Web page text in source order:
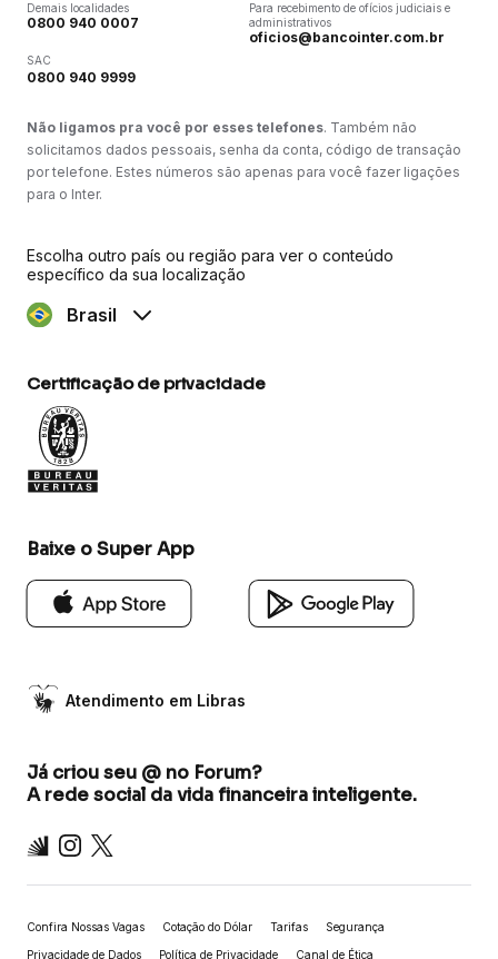
Demais localidades
0800 940 0007
SAC
0800 940 9999
Para recebimento de ofícios judiciais e
administrativos
oficios@bancointer.com.br
Não ligamos pra você por esses telefones. Também não
solicitamos dados pessoais, senha da conta, código de transação
por telefone. Estes números são apenas para você fazer ligações
para o Inter.
Escolha outro país ou região para ver o conteúdo
específico da sua localização
Brasil
Certificação de privacidade
Baixe o Super App
Atendimento em Libras
Já criou seu @ no Forum?
A rede social da vida financeira inteligente.
Inter Instagram
X
Confira Nossas Vagas Cotação do Dólar Tarifas Segurança
Privacidade de Dados Política de Privacidade Canal de Ética